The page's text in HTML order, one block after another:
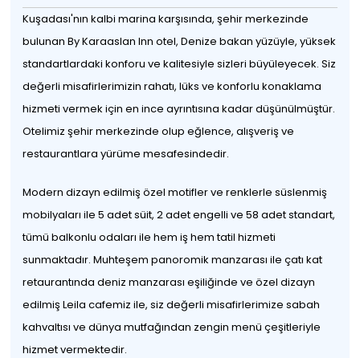
Kuşadası'nın kalbi marina karşısında, şehir merkezinde
bulunan By Karaaslan Inn otel, Denize bakan yüzüyle, yüksek
standartlardaki konforu ve kalitesiyle sizleri büyüleyecek. Siz
değerli misafirlerimizin rahatı, lüks ve konforlu konaklama
hizmeti vermek için en ince ayrıntısına kadar düşünülmüştür.
Otelimiz şehir merkezinde olup eğlence, alışveriş ve
restaurantlara yürüme mesafesindedir.
Modern dizayn edilmiş özel motifler ve renklerle süslenmiş
mobilyaları ile 5 adet süit, 2 adet engelli ve 58 adet standart,
tümü balkonlu odaları ile hem iş hem tatil hizmeti
sunmaktadır. Muhteşem panoromik manzarası ile çatı kat
retaurantında deniz manzarası eşiliğinde ve özel dizayn
edilmiş Leila cafemiz ile, siz değerli misafirlerimize sabah
kahvaltısı ve dünya mutfağından zengin menü çeşitleriyle
hizmet vermektedir.